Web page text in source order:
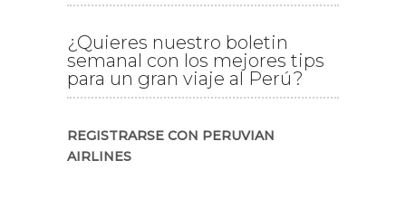
¿Quieres nuestro boletin
semanal con los mejores tips
para un gran viaje al Perú?
REGISTRARSE CON PERUVIAN
AIRLINES